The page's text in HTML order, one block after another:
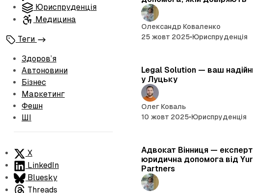
Юриспруденція
Медицина
Теги
Здоров’я
Автоновини
Бізнес
Маркетинг
Фешн
ШІ
X
LinkedIn
Bluesky
Threads
Олександр Коваленко
25 жовт 2025•Юриспруденція
Legal Solution — ваш
у Луцьку
Олег Коваль
10 жовт 2025•Юриспруденція
Адвокат Вінниця —
юридична допомога від
Partners